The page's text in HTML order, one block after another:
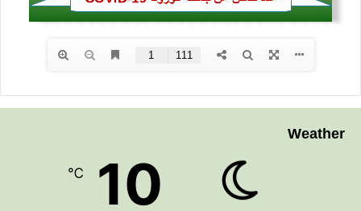
Weather
10
℃